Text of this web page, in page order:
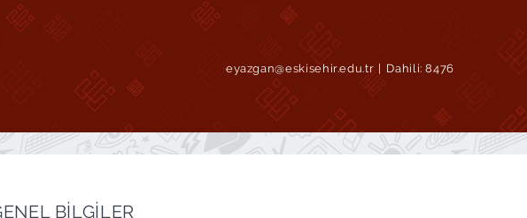
eyazgan@eskisehir.edu.tr Dahili:8476
BİLGİLER